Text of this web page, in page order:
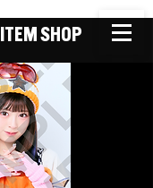
SHOP